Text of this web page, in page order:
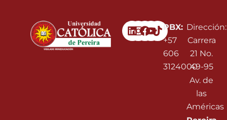
Linkedin
Instagram
Facebook
Youtube
PBX:
+57
606
3124000
Dirección:
Carrera
21 No.
49-95
Av. de
las
Américas